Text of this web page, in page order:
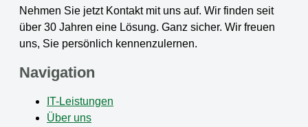
Nehmen Sie jetzt Kontakt mit uns auf. Wir finden seit
über 30 Jahren eine Lösung. Ganz sicher. Wir freuen
uns, Sie persönlich kennenzulernen.
Navigation
IT-Leistungen
Über uns